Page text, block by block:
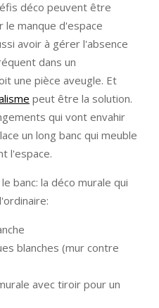
déco peuvent être
le manque d'espace
avoir à gérer l'absence
dans un
une pièce aveugle. Et
peut être la solution.
qui vont envahir
un long banc qui meuble
l'espace.
banc: la déco murale qui
blanches (mur contre
avec tiroir pour un